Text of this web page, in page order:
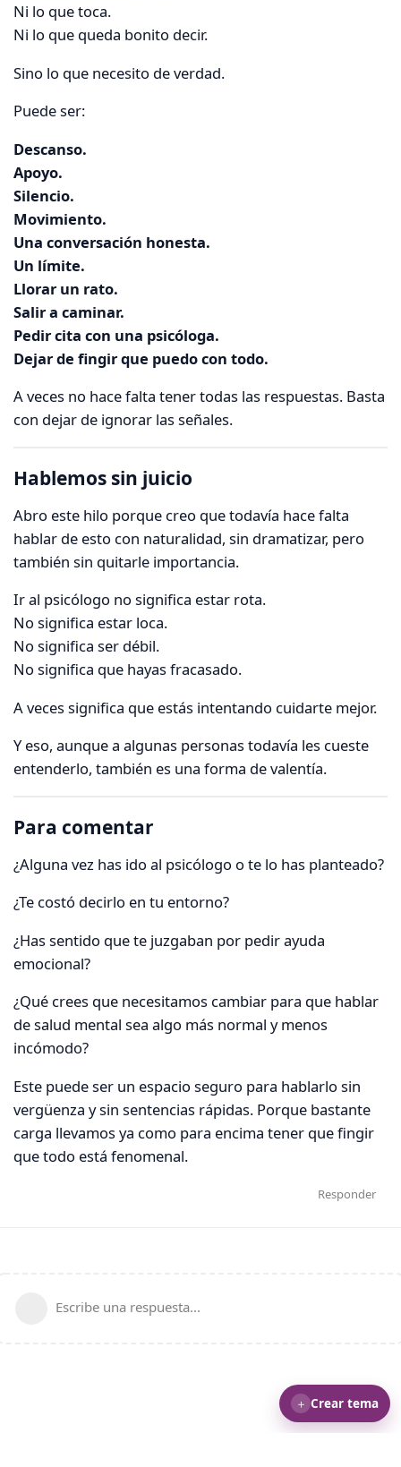
Ni lo que toca.
Ni lo que queda bonito decir.
Sino lo que necesito de verdad.
Puede ser:
Descanso.
Apoyo.
Silencio.
Movimiento.
Una conversación honesta.
Un límite.
Llorar un rato.
Salir a caminar.
Pedir cita con una psicóloga.
Dejar de fingir que puedo con todo.
A veces no hace falta tener todas las respuestas. Basta
con dejar de ignorar las señales.
Hablemos sin juicio
Abro este hilo porque creo que todavía hace falta
hablar de esto con naturalidad, sin dramatizar, pero
también sin quitarle importancia.
Ir al psicólogo no significa estar rota.
No significa estar loca.
No significa ser débil.
No significa que hayas fracasado.
A veces significa que estás intentando cuidarte mejor.
Y eso, aunque a algunas personas todavía les cueste
entenderlo, también es una forma de valentía.
Para comentar
¿Alguna vez has ido al psicólogo o te lo has planteado?
¿Te costó decirlo en tu entorno?
¿Has sentido que te juzgaban por pedir ayuda
emocional?
¿Qué crees que necesitamos cambiar para que hablar
de salud mental sea algo más normal y menos
incómodo?
Este puede ser un espacio seguro para hablarlo sin
vergüenza y sin sentencias rápidas. Porque bastante
carga llevamos ya como para encima tener que fingir
que todo está fenomenal.
Responder
Escribe una respuesta...
＋ Crear tema